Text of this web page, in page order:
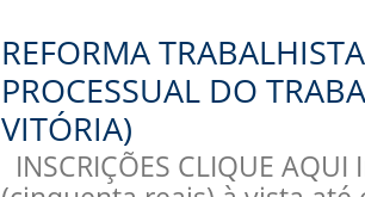
REFORMA
PROCESSUAL DO
VITÓRIA)
INSCRIÇÕES CLIQUE